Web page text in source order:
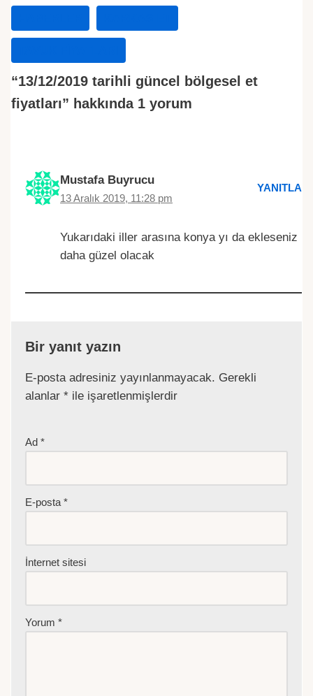
“13/12/2019 tarihli güncel bölgesel et
fiyatları” hakkında 1 yorum
Mustafa Buyrucu
13 Aralık 2019, 11:28 pm
YANITLA
Yukarıdaki iller arasına konya yı da ekleseniz
daha güzel olacak
Bir yanıt yazın
E-posta adresiniz yayınlanmayacak. Gerekli
alanlar * ile işaretlenmişlerdir
Ad *
E-posta *
İnternet sitesi
Yorum *